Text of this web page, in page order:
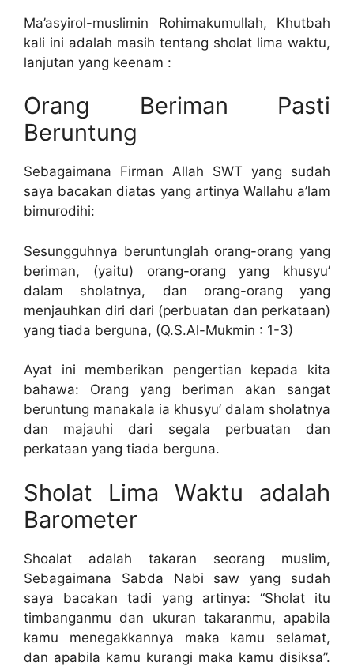
Ma’asyirol-muslimin Rohimakumullah, Khutbah
kali ini adalah masih tentang sholat lima waktu,
lanjutan yang keenam :
Orang Beriman Pasti
Beruntung
Sebagaimana Firman Allah SWT yang sudah
saya bacakan diatas yang artinya Wallahu a’lam
bimurodihi:
Sesungguhnya beruntunglah orang-orang yang
beriman, (yaitu) orang-orang yang khusyu’
dalam sholatnya, dan orang-orang yang
menjauhkan diri dari (perbuatan dan perkataan)
yang tiada berguna, (Q.S.Al-Mukmin : 1-3)
Ayat ini memberikan pengertian kepada kita
bahawa: Orang yang beriman akan sangat
beruntung manakala ia khusyu’ dalam sholatnya
dan majauhi dari segala perbuatan dan
perkataan yang tiada berguna.
Sholat Lima Waktu adalah
Barometer
Shoalat adalah takaran seorang muslim,
Sebagaimana Sabda Nabi saw yang sudah
saya bacakan tadi yang artinya: “Sholat itu
timbanganmu dan ukuran takaranmu, apabila
kamu menegakkannya maka kamu selamat,
dan apabila kamu kurangi maka kamu disiksa”.